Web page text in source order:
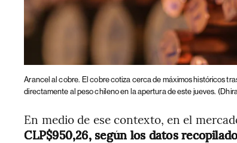
Arancel al cobre. El cobre cotiza cerca de máximos históricos
directamente al peso chileno en la apertura de este jueves.
En medio de ese contexto, en el
CLP$950,26, según los datos